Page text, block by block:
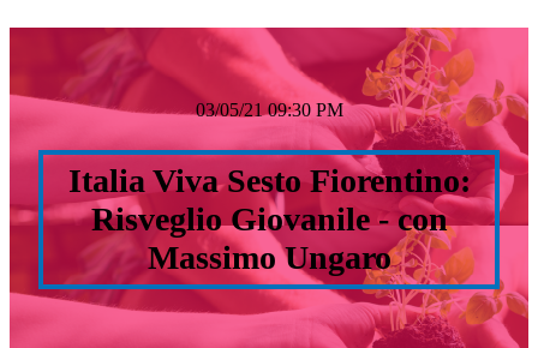
03/05/21 09:30 PM
Italia Viva Sesto Fiorentino:
Risveglio Giovanile - con
Massimo Ungaro